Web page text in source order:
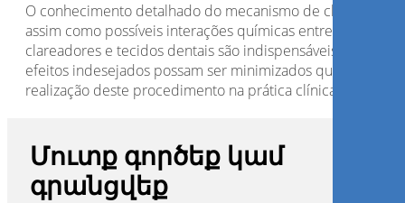
O conhecimento detalhado do mecanismo de
assim como possíveis interações químicas entre agentes
clareadores e tecidos dentais são indispensáveis para que
efeitos indesejados possam ser minimizados quando da
realização deste procedimento na prática clínica.
Մուտք գործեք կամ
գրանցվեք